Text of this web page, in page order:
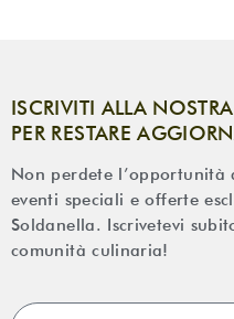
ISCRIVITI ALLA
PER RESTARE
Non perdete
eventi speciali e offerte
Soldanella. Iscrivetevi
comunità culinaria!